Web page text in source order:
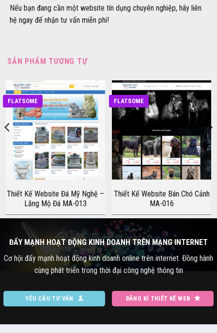
Nếu bạn đang cần một website tín dụng chuyên nghiệp, hãy liên
hệ ngay để nhận tư vấn miễn phí!
SẢN PHẨM TƯƠNG TỰ
FLATSOME
Thiết Kế Website Đá Mỹ Nghệ –
Lăng Mộ Đá MA-013
FLATSOME
Thiết Kế Website Bán Chó Cảnh
MA-016
ĐẨY MẠNH HOẠT ĐỘNG KINH DOANH TRÊN MẠNG INTERNET
Cơ hội đẩy mạnh hoạt động kinh doanh online trên internet. Đồng hành
cùng phát triển trong thời đại công nghệ thông tin
YÊU CẦU TƯ VẤN ĐĂNG KÍ THIẾT KẾ WEB